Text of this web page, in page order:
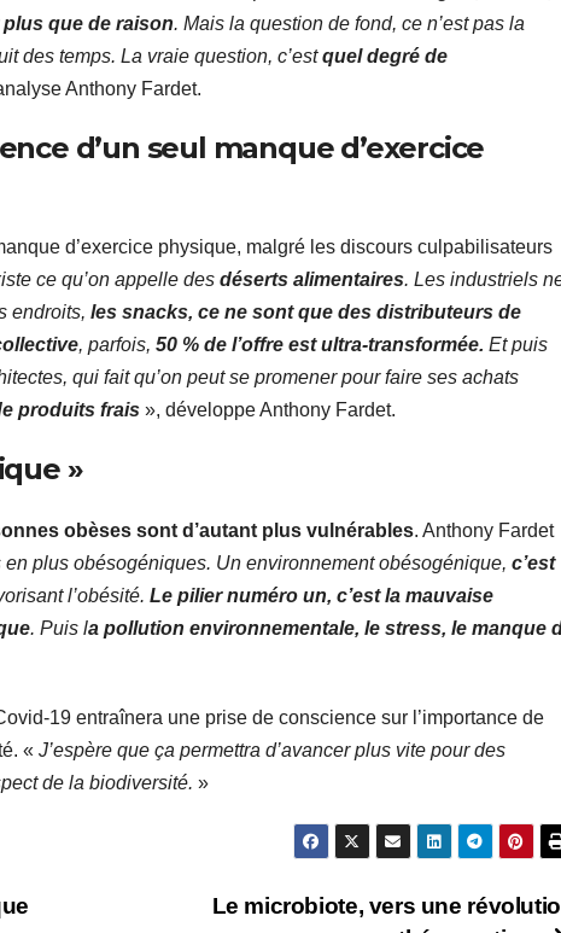
que de raison . Mais la question de fond, ce n’est pas la
des temps. La vraie question, c’estquel degré de
Anthony Fardet.
d’un seul manque d’exercice
d’exercice physique, malgré les discours culpabilisateurs
ce qu’on appelle des déserts alimentaires . Les industriels
endroits, les snacks, ce ne sont que des distributeurs de
, parfois, 50 % de l’offre est ultra-transformée. Et puis
qui fait qu’on peut se promener pour faire ses achats
produits frais », développe Anthony Fardet.
»
obèses sont d’autant plus vulnérables . Anthony Fardet
plus obésogéniques. Un environnement obésogénique, c’est
l’obésité. Le pilier numéro un, c’est la mauvaise
. Puis la pollution environnementale, le stress, le manque
19 entraînera une prise de conscience sur l’importance de
« J’espère que ça permettra d’avancer plus vite pour des
de la biodiversité. »
Le microbiote, vers une révolution